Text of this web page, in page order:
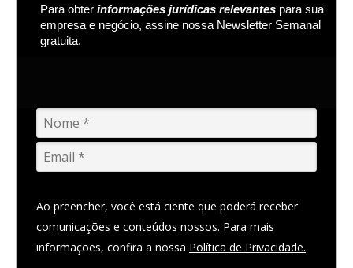
Para obter informações jurídicas relevantes para sua
empresa e negócio, assine nossa Newsletter Semanal
gratuita.
Ao preencher, você está ciente que poderá receber
comunicações e conteúdos nossos. Para mais
informações, confira a nossa Política de Privacidade.